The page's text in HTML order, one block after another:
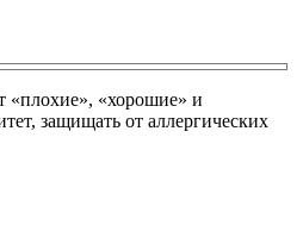
«плохие», «хорошие» и
защищать от аллергических